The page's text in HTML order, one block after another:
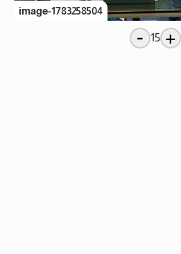
image-1783258504
+
15
-